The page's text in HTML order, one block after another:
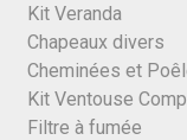
Kit Veranda
Chapeaux divers
Cheminées et
Kit Ventouse
Filtre à fumée